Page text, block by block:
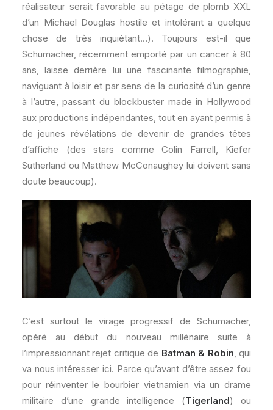
réalisateur serait favorable au pétage de plomb XXL
d’un Michael Douglas hostile et intolérant a quelque
chose de très inquiétant…). Toujours est-il que
Schumacher, récemment emporté par un cancer à 80
ans, laisse derrière lui une fascinante filmographie,
naviguant à loisir et par sens de la curiosité d’un genre
à l’autre, passant du blockbuster made in Hollywood
aux productions indépendantes, tout en ayant permis à
de jeunes révélations de devenir de grandes têtes
d’affiche (des stars comme Colin Farrell, Kiefer
Sutherland ou Matthew McConaughey lui doivent sans
doute beaucoup).
C’est surtout le virage progressif de Schumacher,
opéré au début du nouveau millénaire suite à
l’impressionnant rejet critique de Batman & Robin, qui
va nous intéresser ici. Parce qu’avant d’être assez fou
pour réinventer le bourbier vietnamien via un drame
militaire d’une grande intelligence (Tigerland) ou